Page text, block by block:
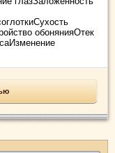
обонянияОтек